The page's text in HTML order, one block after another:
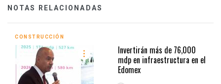
NOTAS RELACIONADAS
CONSTRUCCIÓN
Invertirán más de 76,000
mdp en infraestructura en el
Edomex